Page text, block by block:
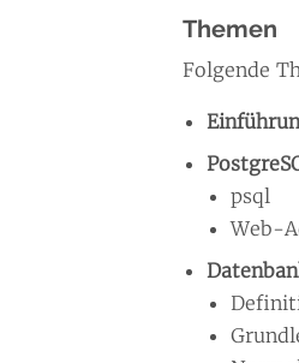
Themen
Folgende
psql
Web-